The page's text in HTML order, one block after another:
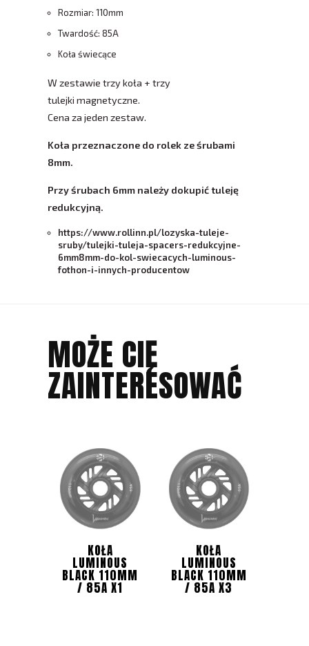
Rozmiar: 110mm
Twardość: 85A
Koła świecące
W zestawie trzy koła + trzy
tulejki magnetyczne.
​Cena za jeden zestaw.
Koła przeznaczone do rolek ze śrubami
8mm.
Przy śrubach 6mm należy dokupić tuleję
redukcyjną.
https://www.rollinn.pl/lozyska-tuleje-
sruby/tulejki-tuleja-spacers-redukcyjne-
6mm8mm-do-kol-swiecacych-luminous-
fothon-i-innych-producentow
MOŻE CIĘ
ZAINTERESOWAĆ
KOŁA
LUMINOUS
BLACK 110MM
/ 85A X1
KOŁA
LUMINOUS
BLACK 110MM
/ 85A X3